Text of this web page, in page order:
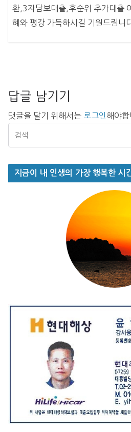
환,3자담보대출,후순위 추가대출
혜와 평강 가득하시길 기원드림
답글 남기기
댓글을 달기 위해서는 로그인 해야합
지금이 내 인생의 가장 행복한 시